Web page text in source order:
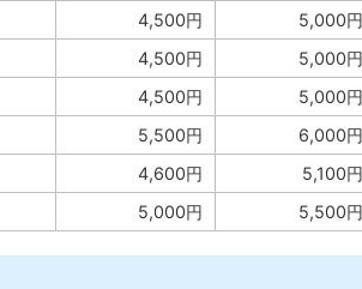
4,500円
5,000円
4,500円
5,000円
4,500円
5,000円
5,500円
6,000円
4,600円
5,100円
5,000円 5,500円